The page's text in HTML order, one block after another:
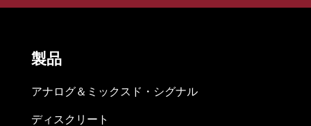
製品
アナログ＆ミックスド・シグナル
ディスクリート